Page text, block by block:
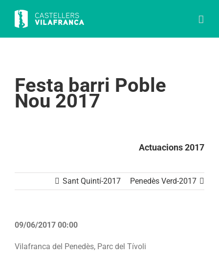
content
Festa barri Poble
Nou 2017
Actuacions 2017
Sant Quintí-2017 Penedès Verd-2017
09/06/2017 00:00
Vilafranca del Penedès, Parc del Tívoli